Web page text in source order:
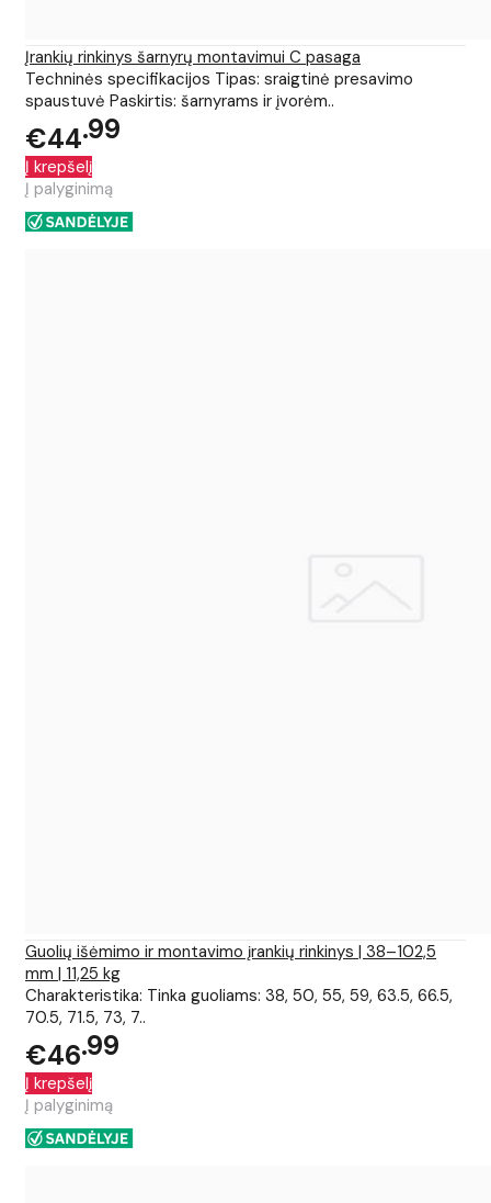
Įrankių rinkinys šarnyrų montavimui C pasaga
Techninės specifikacijos Tipas: sraigtinė presavimo
spaustuvė Paskirtis: šarnyrams ir įvorėm..
€44 99
Į krepšelį
Į palyginimą
Guolių išėmimo ir montavimo įrankių rinkinys | 38–102,5
mm | 11,25 kg
Charakteristika: Tinka guoliams: 38, 50, 55, 59, 63.5, 66.5,
70.5, 71.5, 73, 7..
€46 99
Į krepšelį
Į palyginimą